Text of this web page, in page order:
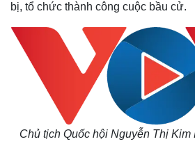
Kinh tế
Bất động sản
Khởi nghiệp
Thị
Giá
Tiêu
Tỷ giá
bị, tổ chức thành công cuộc bầu cử.
Chủ tịch Quốc hội Nguyễn Thị